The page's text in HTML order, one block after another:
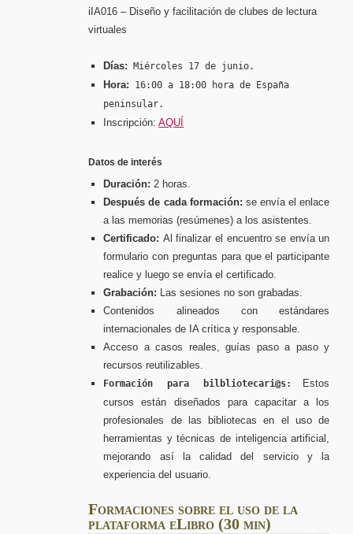
iIA016 – Diseño y facilitación de clubes de lectura
virtuales
Días: Miércoles 17 de junio.
Hora: 16:00 a 18:00 hora de España
peninsular.
Inscripción:AQUÍ
Datos de interés
Duración: 2 horas.
Después de cada formación: se envía el enlace
a las memorias (resúmenes) a los asistentes.
Certificado: Al finalizar el encuentro se envía un
formulario con preguntas para que el participante
realice y luego se envía el certificado.
Grabación: Las sesiones no son grabadas.
Contenidos alineados con estándares
internacionales de IA crítica y responsable.
Acceso a casos reales, guías paso a paso y
recursos reutilizables.
Formación para bilbliotecari@s:
Estos
cursos están diseñados para capacitar a los
profesionales de las bibliotecas en el uso de
herramientas y técnicas de inteligencia artificial,
mejorando así la calidad del servicio y la
experiencia del usuario.
Formaciones sobre el uso de la
plataforma eLibro (30 min)